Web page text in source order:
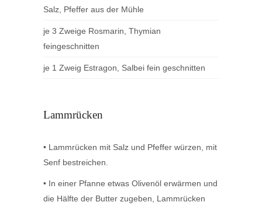
Salz, Pfeffer aus der Mühle
je 3 Zweige Rosmarin, Thymian
feingeschnitten
je 1 Zweig Estragon, Salbei fein geschnitten
Lammrücken
• Lammrücken mit Salz und Pfeffer würzen, mit
Senf bestreichen.
• In einer Pfanne etwas Olivenöl erwärmen und
die Hälfte der Butter zugeben, Lammrücken